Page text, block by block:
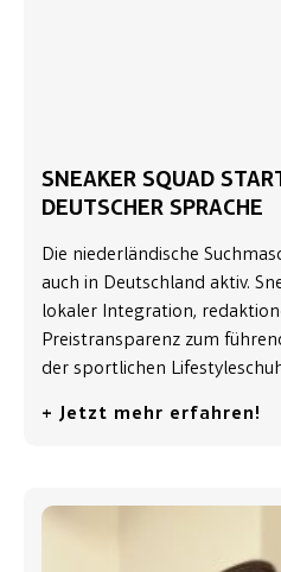
SNEAKER SQUAD
DEUTSCHER SPRACHE
Die niederländische
auch in Deutschland aktiv.
lokaler Integration,
Preistransparenz zum
der sportlichen
+ Jetzt mehr erfahren!